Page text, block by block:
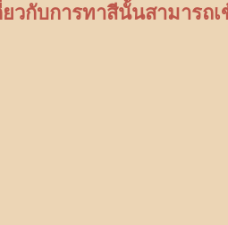
กับการทาสีนั้นสามารถเ